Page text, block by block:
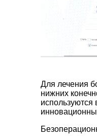
Для лечения
нижних